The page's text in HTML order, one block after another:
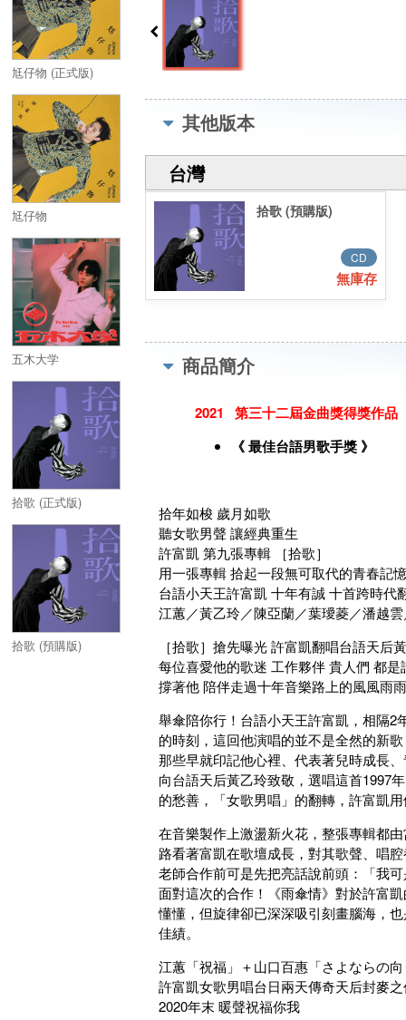
尪仔物 (正式版)
尪仔物
五木大学
拾歌 (正式版)
拾歌 (預購版)
其他版本
台灣
拾歌 (預購版)
CD
無庫存
商品簡介
2021 第三十二屆金曲獎得獎作品
《 最佳台語男歌手獎 》
拾年如梭 歲月如歌
聽女歌男聲 讓經典重生
許富凱 第九張專輯 ［拾歌］
用一張專輯 拾起一段無可取代的青春記憶
台語小天王許富凱 十年有誠 十首跨時代
江蕙／黃乙玲／陳亞蘭／葉璦菱／潘越
［拾歌］搶先曝光 許富凱翻唱台語天后
每位喜愛他的歌迷 工作夥伴 貴人們 都
撐著他 陪伴走過十年音樂路上的風風雨
舉傘陪你行！台語小天王許富凱，相隔2
的時刻，這回他演唱的並不是全然的新
那些早就印記他心裡、代表著兒時成長
向台語天后黃乙玲致敬，選唱這首1997
的愁善，「女歌男唱」的翻轉，許富凱
在音樂製作上激盪新火花，整張專輯都
路看著富凱在歌壇成長，對其歌聲、唱
老師合作前可是先把亮話說前頭：「我
面對這次的合作！《雨傘情》對於許富
懂懂，但旋律卻已深深吸引刻畫腦海，
佳績。
江蕙「祝福」＋山口百惠「さよならの
許富凱女歌男唱台日兩天傳奇天后封麥
2020年末 暖聲祝福你我